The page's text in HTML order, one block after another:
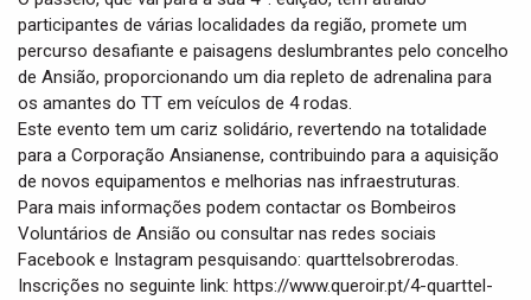
participantes de várias localidades da região, promete um
percurso desafiante e paisagens deslumbrantes pelo concelho
de Ansião, proporcionando um dia repleto de adrenalina para
os amantes do TT em veículos de 4 rodas.
Este evento tem um cariz solidário, revertendo na totalidade
para a Corporação Ansianense, contribuindo para a aquisição
de novos equipamentos e melhorias nas infraestruturas.
Para mais informações podem contactar os Bombeiros
Voluntários de Ansião ou consultar nas redes sociais
Facebook e Instagram pesquisando: quarttelsobrerodas.
Inscrições no seguinte link: https://www.queroir.pt/4-quarttel-